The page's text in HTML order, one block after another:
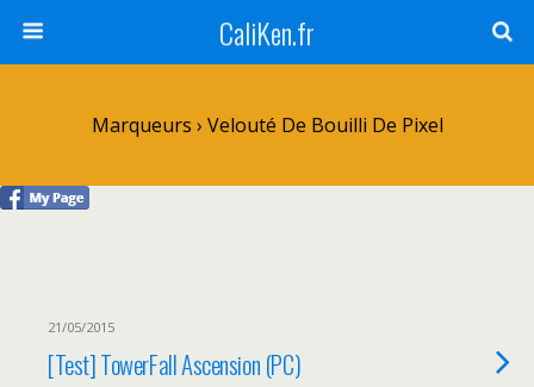
CaliKen.fr
Marqueurs › Velouté De Bouilli De Pixel
21/05/2015
[Test] TowerFall Ascension (PC)